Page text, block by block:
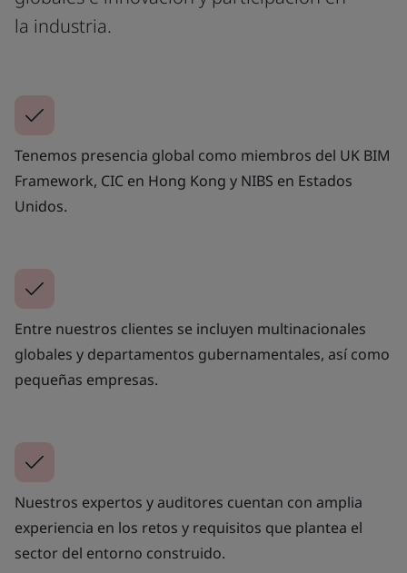
la industria.
Tenemos presencia global como miembros del UK BIM
Framework, CIC en Hong Kong y NIBS en Estados
Unidos.
Entre nuestros clientes se incluyen multinacionales
globales y departamentos gubernamentales, así como
pequeñas empresas.
Nuestros expertos y auditores cuentan con amplia
experiencia en los retos y requisitos que plantea el
sector del entorno construido.